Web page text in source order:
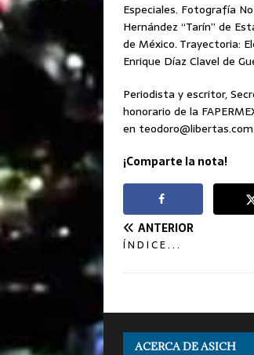
Especiales. Fotografía
Hernández “Tarín” de
de México. Trayectoria:
Enrique Díaz Clavel de
Periodista y escritor,
honorario de la
en
¡Comparte la nota!
ANTERIOR
Í N D I C E . . .
ACERCA DE ASICH